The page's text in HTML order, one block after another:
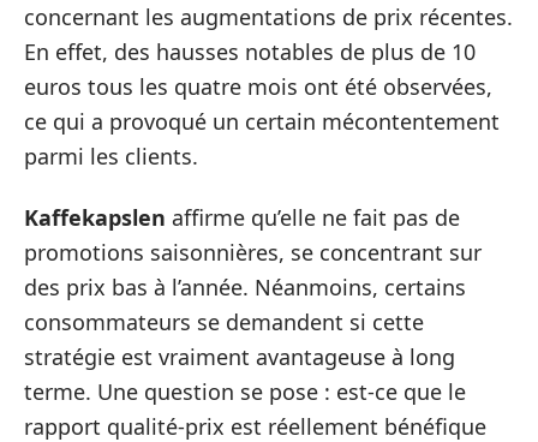
concernant les augmentations de prix récentes.
En effet, des hausses notables de plus de 10
euros tous les quatre mois ont été observées,
ce qui a provoqué un certain mécontentement
parmi les clients.
Kaffekapslen affirme qu’elle ne fait pas de
promotions saisonnières, se concentrant sur
des prix bas à l’année. Néanmoins, certains
consommateurs se demandent si cette
stratégie est vraiment avantageuse à long
terme. Une question se pose : est-ce que le
rapport qualité-prix est réellement bénéfique